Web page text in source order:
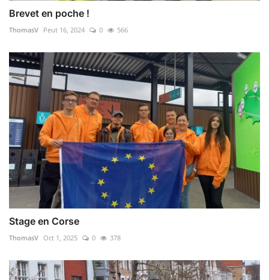
Brevet en poche !
ThomasV Peut 16, 2024 0 566
Stage en Corse
ThomasV Oct 1, 2025 0 378